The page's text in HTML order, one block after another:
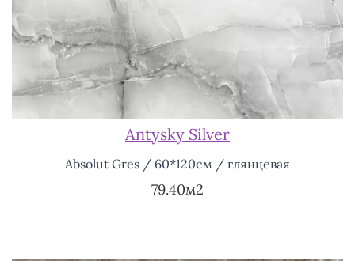
Antysky Silver
Absolut Gres / 60*120см / глянцевая
79.40м2